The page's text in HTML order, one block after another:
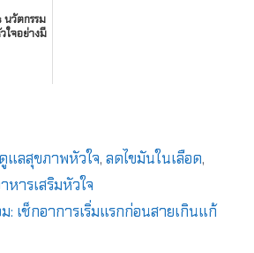
นวัตกรรม
ใจอย่างมี
ดูแลสุขภาพหัวใจ,ลดไขมันในเลือด,
หารเสริมหัวใจ
เช็กอาการเริ่มแรกก่อนสายเกินแก้